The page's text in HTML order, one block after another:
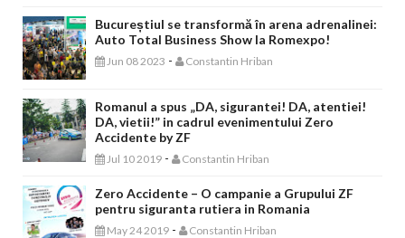
Bucureștiul se transformă în arena adrenalinei:
Auto Total Business Show la Romexpo!
Jun 08 2023 - Constantin Hriban
Romanul a spus „DA, sigurantei! DA, atentiei!
DA, vietii!” in cadrul evenimentului Zero
Accidente by ZF
Jul 10 2019 - Constantin Hriban
Zero Accidente – O campanie a Grupului ZF
pentru siguranta rutiera in Romania
May 24 2019 - Constantin Hriban